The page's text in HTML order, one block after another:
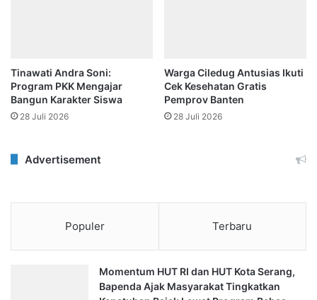
Tinawati Andra Soni:
Program PKK Mengajar
Bangun Karakter Siswa
28 Juli 2026
Warga Ciledug Antusias Ikuti
Cek Kesehatan Gratis
Pemprov Banten
28 Juli 2026
Advertisement
Populer Terbaru
Momentum HUT RI dan HUT Kota Serang,
Bapenda Ajak Masyarakat Tingkatkan